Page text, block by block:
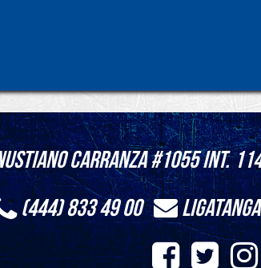
Carranza #1055 int.
(444) 833 49 00